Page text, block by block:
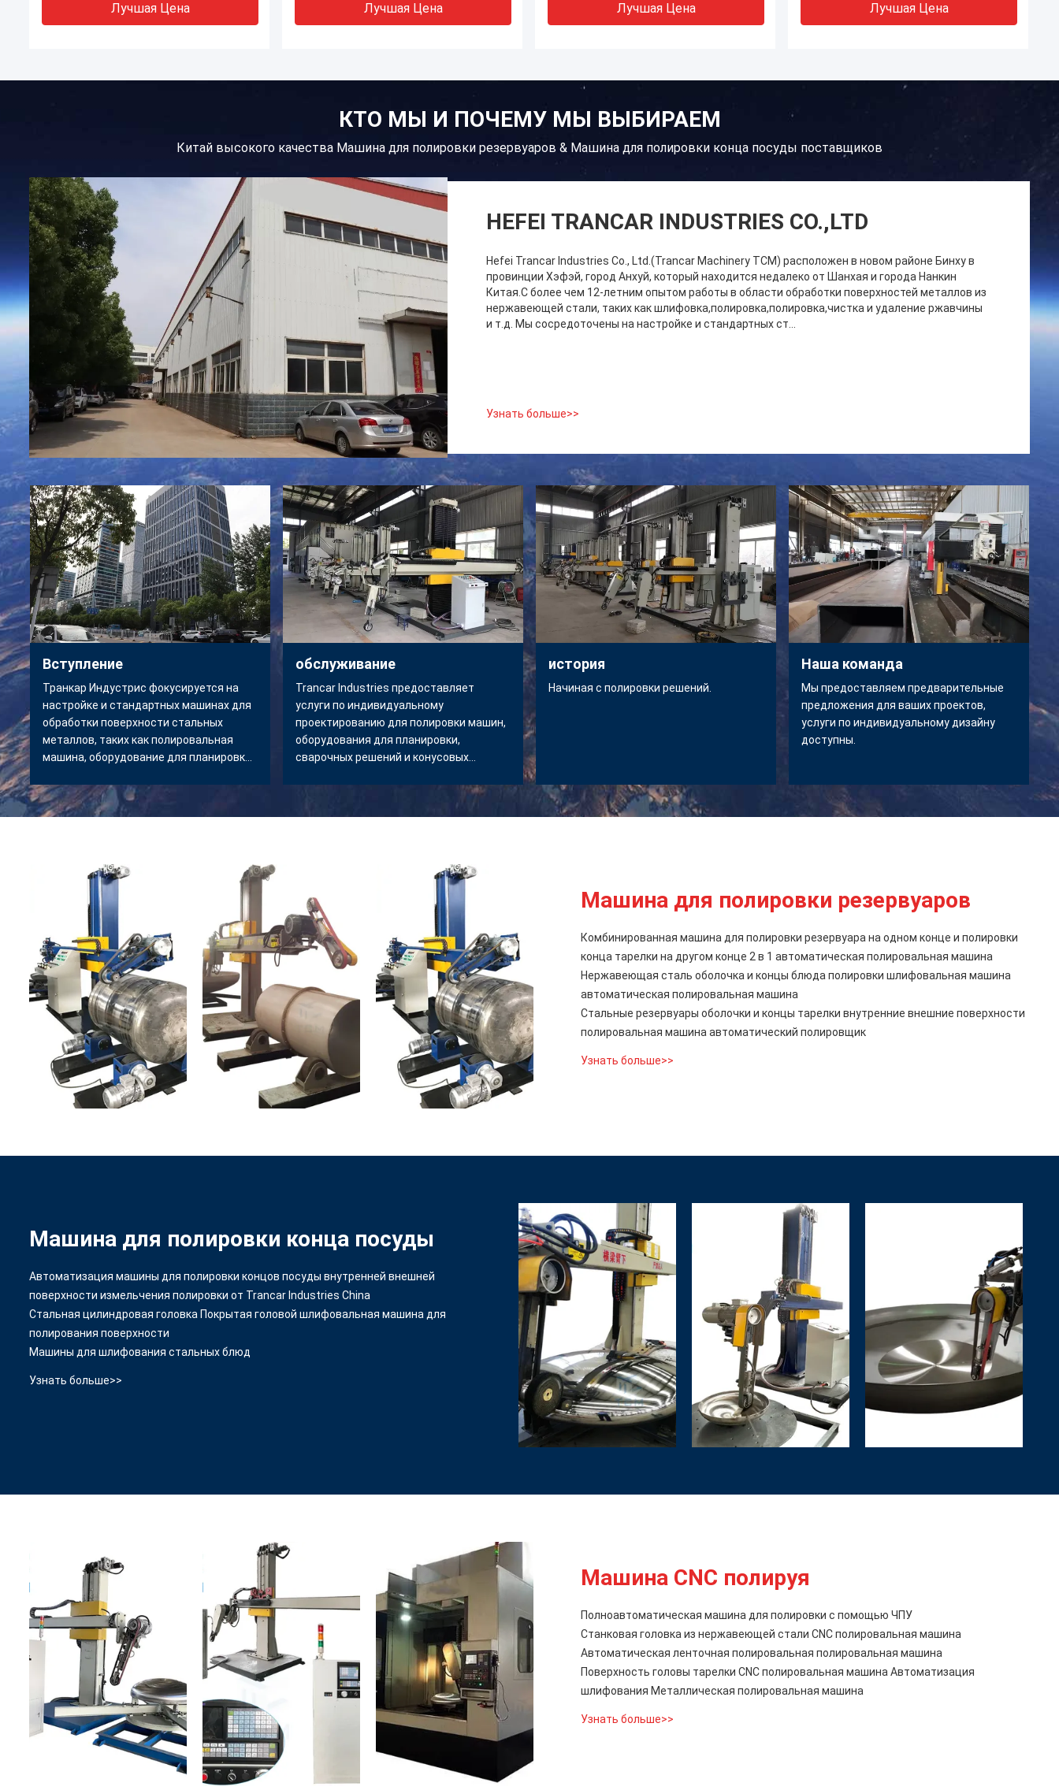
Лучшая Цена Лучшая Цена Лучшая Цена Лучшая Цена
КТО МЫ И ПОЧЕМУ МЫ ВЫБИРАЕМ
Китай высокого качества Машина для полировки резервуаров & Машина для полировки конца посуды поставщиков
HEFEI TRANCAR INDUSTRIES CO.,LTD
Hefei Trancar Industries Co., Ltd.(Trancar Machinery TCM) расположен в новом районе Бинху в
провинции Хэфэй, город Анхуй, который находится недалеко от Шанхая и города Нанкин
Китая.С более чем 12-летним опытом работы в области обработки поверхностей металлов из
нержавеющей стали, таких как шлифовка,полировка,полировка,чистка и удаление ржавчины
и т.д. Мы сосредоточены на настройке и стандартных ст...
Узнать больше>>
Вступление
Транкар Индустрис фокусируется на
настройке и стандартных машинах для
обработки поверхности стальных
металлов, таких как полировальная
машина, оборудование для планировки,
обслуживание
Trancar Industries предоставляет
услуги по индивидуальному
проектированию для полировки машин,
оборудования для планировки,
сварочных решений и конусовых
история
Начиная с полировки решений.
Наша команда
Мы предоставляем предварительные
предложения для ваших проектов,
услуги по индивидуальному дизайну
доступны.
Машина для полировки резервуаров
Комбинированная машина для полировки резервуара на одном конце и полировки
конца тарелки на другом конце 2 в 1 автоматическая полировальная машина
Нержавеющая сталь оболочка и концы блюда полировки шлифовальная машина
автоматическая полировальная машина
Стальные резервуары оболочки и концы тарелки внутренние внешние поверхности
полировальная машина автоматический полировщик
Узнать больше>>
Машина для полировки конца посуды
Автоматизация машины для полировки концов посуды внутренней внешней
поверхности измельчения полировки от Trancar Industries China
Стальная цилиндровая головка Покрытая головой шлифовальная машина для
полирования поверхности
Машины для шлифования стальных блюд
Узнать больше>>
Машина CNC полируя
Полноавтоматическая машина для полировки с помощью ЧПУ
Станковая головка из нержавеющей стали CNC полировальная машина
Автоматическая ленточная полировальная полировальная машина
Поверхность головы тарелки CNC полировальная машина Автоматизация
шлифования Металлическая полировальная машина
Узнать больше>>